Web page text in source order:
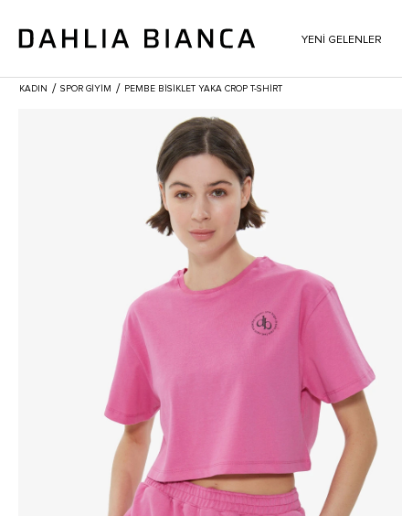
YENİ GELENLER
KADIN / SPOR GİYİM / PEMBE BISIKLET YAKA CROP T-SHIRT